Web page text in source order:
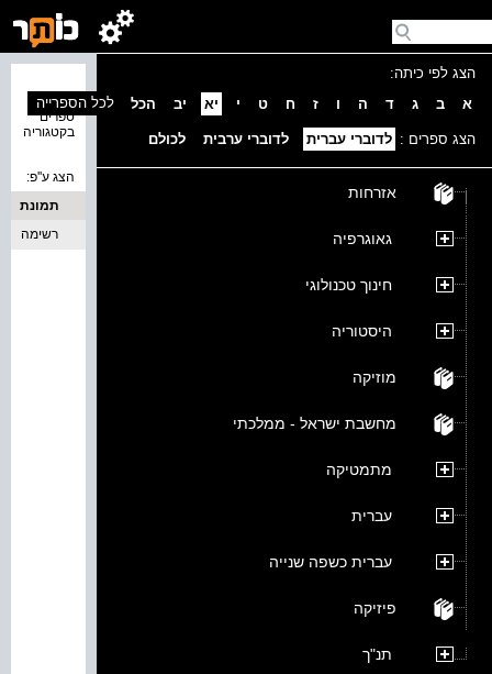
הצג לפי כיתה:
א
ב ג ד ה ו ז ח ט י יא יב הכל
הצג ספרים : לדוברי עברית לדוברי ערבית לכולם
אזרחות
גאוגרפיה
חינוך טכנולוגי
היסטוריה
מוזיקה
מחשבת ישראל - ממלכתי
מתמטיקה
עברית
עברית כשפה שנייה
פיזיקה
תנ"ך
ספרים
בקטגוריה
לכל הספרייה
הצג ע''פ:
תמונת
כריכה
רשימה